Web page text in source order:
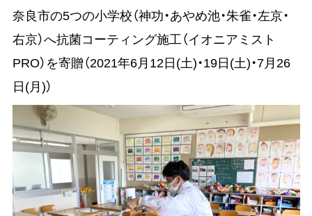
奈良市の5つの小学校（神功・あやめ池・朱雀・左京・
右京）へ抗菌コーティング施工（イオニアミスト
PRO）を寄贈（2021年6月12日(土)・19日(土)・7月26
日(月)）